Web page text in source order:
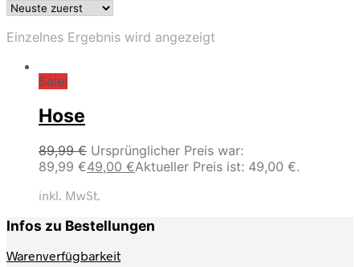
Einzelnes Ergebnis wird angezeigt
Sale!
Hose
89,99€ Ursprünglicher Preis war:
89,99 €49,00 €Aktueller Preis ist: 49,00 €.
inkl. MwSt.
Infos zu Bestellungen
Warenverfügbarkeit